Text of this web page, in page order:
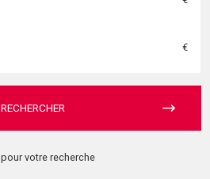
€
RECHERCHER
pour votre recherche